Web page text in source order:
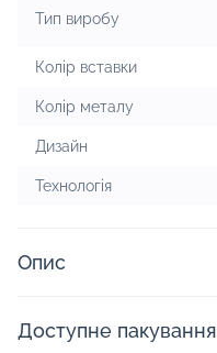
Тип виробу
Колір вставки
Колір металу
Дизайн
Технологія
Опис
Доступне пакування